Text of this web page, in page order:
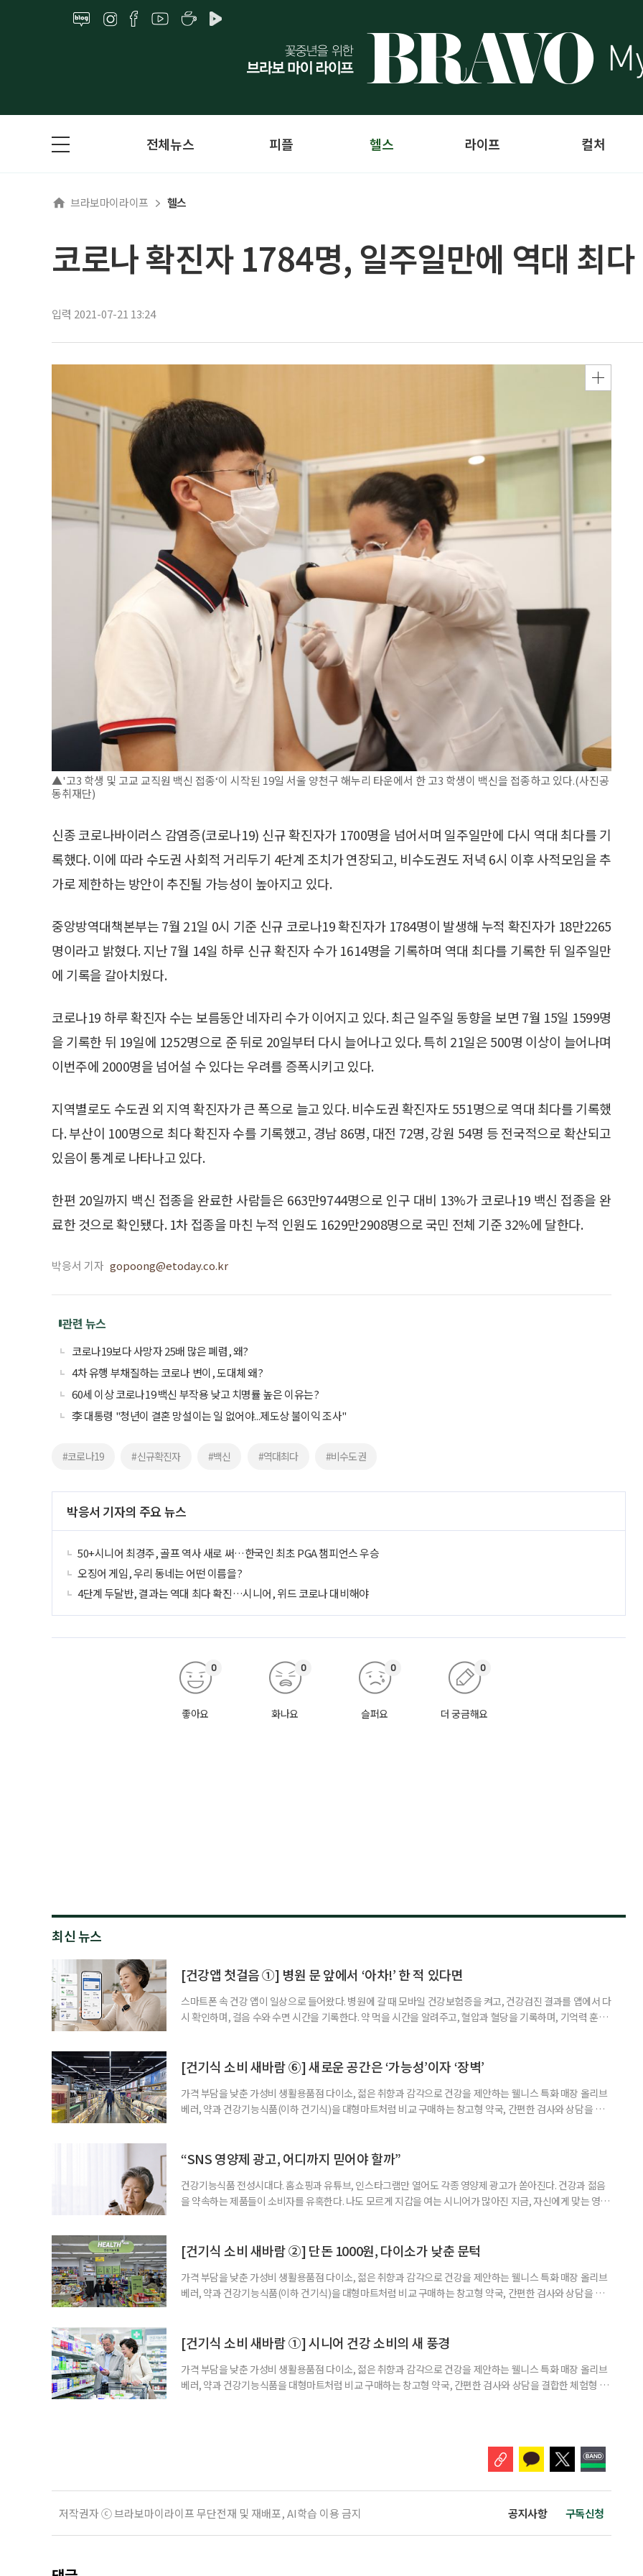
전체뉴스 피플 헬스 라이프 컬처
브라보마이라이프 헬스
코로나 확진자 1784명, 일주일만에 역대 최다
입력 2021-07-21 13:24
▲'고3 학생 및 고교 교직원 백신 접종‘이 시작된 19일 서울 양천구 해누리 타운에서 한 고3 학생이 백신을 접종하고 있다.(사진공
동취재단)
신종 코로나바이러스 감염증(코로나19) 신규 확진자가 1700명을 넘어서며 일주일만에 다시 역대 최다를 기
록했다. 이에 따라 수도권 사회적 거리두기 4단계 조치가 연장되고, 비수도권도 저녁 6시 이후 사적모임을 추
가로 제한하는 방안이 추진될 가능성이 높아지고 있다.
중앙방역대책본부는 7월 21일 0시 기준 신규 코로나19 확진자가 1784명이 발생해 누적 확진자가 18만2265
명이라고 밝혔다. 지난 7월 14일 하루 신규 확진자 수가 1614명을 기록하며 역대 최다를 기록한 뒤 일주일만
에 기록을 갈아치웠다.
코로나19 하루 확진자 수는 보름동안 네자리 수가 이어지고 있다. 최근 일주일 동향을 보면 7월 15일 1599명
을 기록한 뒤 19일에 1252명으로 준 뒤로 20일부터 다시 늘어나고 있다. 특히 21일은 500명 이상이 늘어나며
이번주에 2000명을 넘어설 수 있다는 우려를 증폭시키고 있다.
지역별로도 수도권 외 지역 확진자가 큰 폭으로 늘고 있다. 비수도권 확진자도 551명으로 역대 최다를 기록했
다. 부산이 100명으로 최다 확진자 수를 기록했고, 경남 86명, 대전 72명, 강원 54명 등 전국적으로 확산되고
있음이 통계로 나타나고 있다.
한편 20일까지 백신 접종을 완료한 사람들은 663만9744명으로 인구 대비 13%가 코로나19 백신 접종을 완
료한 것으로 확인됐다. 1차 접종을 마친 누적 인원도 1629만2908명으로 국민 전체 기준 32%에 달한다.
박응서 기자 gopoong@etoday.co.kr
관련 뉴스
코로나19보다 사망자 25배 많은 폐렴, 왜?
4차 유행 부채질하는 코로나 변이, 도대체 왜?
60세 이상 코로나19 백신 부작용 낮고 치명률 높은 이유는?
李 대통령 "청년이 결혼 망설이는 일 없어야...제도상 불이익 조사"
#코로나19 #신규확진자 #백신 #역대최다 #비수도권
박응서 기자의 주요 뉴스
50+시니어 최경주, 골프 역사 새로 써…한국인 최초 PGA 챔피언스 우승
오징어 게임, 우리 동네는 어떤 이름을?
4단계 두달반, 결과는 역대 최다 확진…시니어, 위드 코로나 대비해야
좋아요
0
화나요
0
슬퍼요
0
더 궁금해요
0
최신 뉴스
[건강앱 첫걸음 ①] 병원 문 앞에서 ‘아차!’ 한 적 있다면
스마트폰 속 건강 앱이 일상으로 들어왔다. 병원에 갈 때 모바일 건강보험증을 켜고, 건강검진 결과를 앱에서 다
시 확인하며, 걸음 수와 수면 시간을 기록한다. 약 먹을 시간을 알려주고, 혈압과 혈당을 기록하며, 기억력 훈련
워치나 운동 앱을 먼저 떠올리기 쉽다. 하지만 시니어에게 가장 먼저 필요한 디지털 건강 도구는 의외로
[건기식 소비 새바람 ⑥] 새로운 공간은 ‘가능성’이자 ‘장벽’
가격 부담을 낮춘 가성비 생활용품점 다이소, 젊은 취향과 감각으로 건강을 제안하는 웰니스 특화 매장 올리브
베러, 약과 건강기능식품(이하 건기식)을 대형마트처럼 비교 구매하는 창고형 약국, 간편한 검사와 상담을 결
용하면 좋을지 현장을 직접 방문해 살펴봤다. 다이소, 올리브베러, 창고형·체험형 약국까지. 건기식을 구매할
“SNS 영양제 광고, 어디까지 믿어야 할까”
건강기능식품 전성시대다. 홈쇼핑과 유튜브, 인스타그램만 열어도 각종 영양제 광고가 쏟아진다. 건강과 젊음
을 약속하는 제품들이 소비자를 유혹한다. 나도 모르게 지갑을 여는 시니어가 많아진 지금, 자신에게 맞는 영양
황 프로젝트’가 SNS를 중심으로 펼쳐지고 있다. 연예인과 인플루언서가 추천하는 제품 광고를 보다 보면, 그
[건기식 소비 새바람 ②] 단돈 1000원, 다이소가 낮춘 문턱
가격 부담을 낮춘 가성비 생활용품점 다이소, 젊은 취향과 감각으로 건강을 제안하는 웰니스 특화 매장 올리브
베러, 약과 건강기능식품(이하 건기식)을 대형마트처럼 비교 구매하는 창고형 약국, 간편한 검사와 상담을 결
용하면 좋을지 현장을 직접 방문해 살펴봤다. 다이소 건기식 코너에서 가장 먼저 눈에 띄는 것은 가격이다. 100
[건기식 소비 새바람 ①] 시니어 건강 소비의 새 풍경
가격 부담을 낮춘 가성비 생활용품점 다이소, 젊은 취향과 감각으로 건강을 제안하는 웰니스 특화 매장 올리브
베러, 약과 건강기능식품을 대형마트처럼 비교 구매하는 창고형 약국, 간편한 검사와 상담을 결합한 체험형 약
저작권자 ⓒ 브라보마이라이프 무단전재 및 재배포, AI학습 이용 금지 공지사항 구독신청